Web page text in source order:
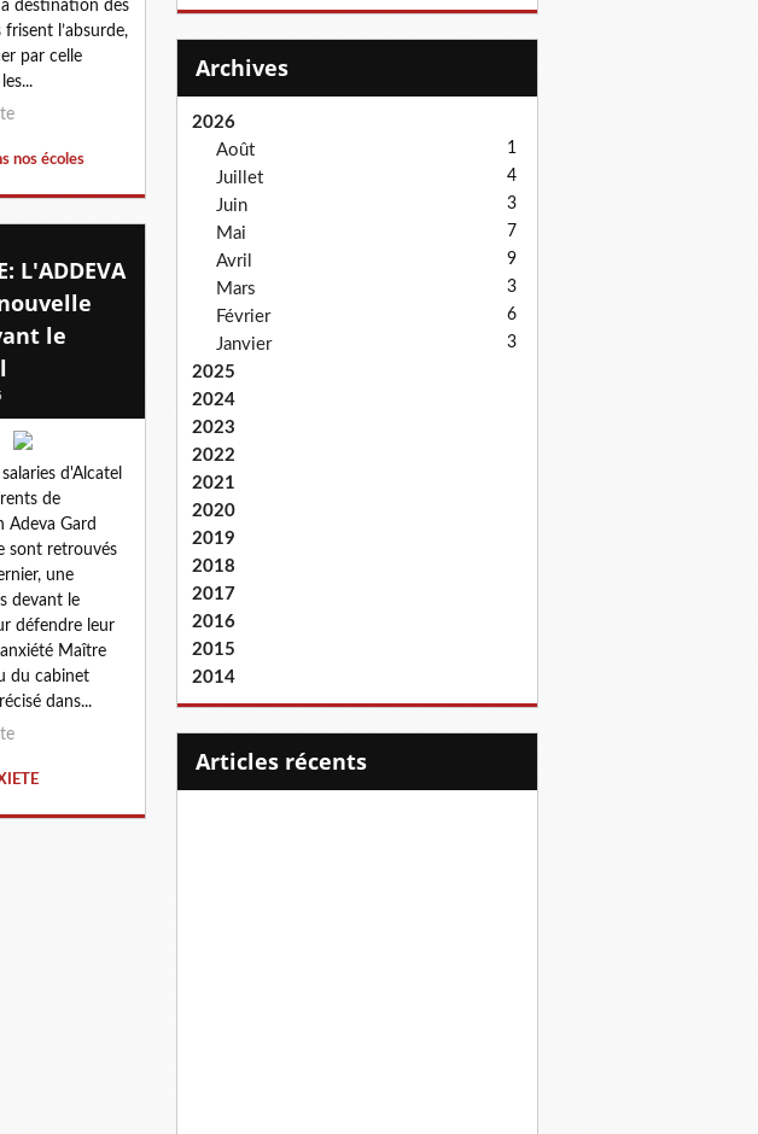
destination des
frisent l’absurde,
par celle
nos écoles
L'ADDEVA
le
d'Alcatel
de
Adeva Gard
sont retrouvés
une
devant le
défendre leur
Maître
du cabinet
dans...
Archives
2026
Août
1
Juillet 4
Juin 3
Mai 7
Avril 9
Mars 3
Février 6
Janvier 3
2025
2024
2023
2022
2021
2020
2019
2018
2017
2016
2015
2014
articles récents